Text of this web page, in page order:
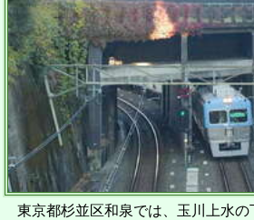
東京都杉並区和泉では、玉川上水の